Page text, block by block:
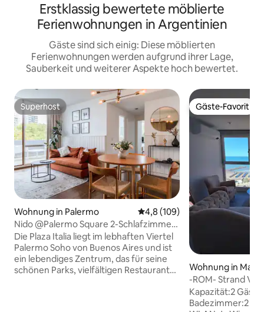
Erstklassig bewertete möblierte
Ferienwohnungen in Argentinien
Gäste sind sich einig: Diese möblierten
Ferienwohnungen werden aufgrund ihrer Lage,
Sauberkeit und weiterer Aspekte hoch bewertet.
Superhost
Superhost
Wohnung in Palermo Durchschnittliche Bewertung:
4,8 (109)
Nido @Palermo Square 2-Schlafzimmer
mit Pool und privater Terrasse
Die Plaza Italia liegt im lebhaften Viertel
Palermo Soho von Buenos Aires und ist
ein lebendiges Zentrum, das für seine
schönen Parks, vielfältigen Restaurants
Gäste-Favorit
Gäste-Favorit
Wohnung in Mar
-ROM- Strand
Kapazität:2
Badezimmer:2